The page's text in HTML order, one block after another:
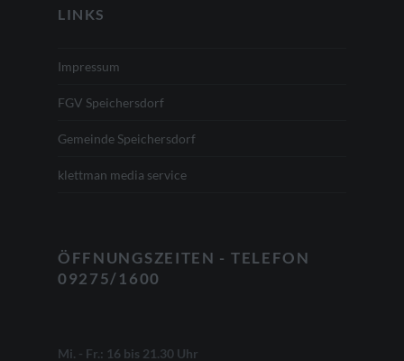
LINKS
Impressum
FGV Speichersdorf
Gemeinde Speichersdorf
klettman media service
ÖFFNUNGSZEITEN - TELEFON
09275/1600
Mi. - Fr.: 16 bis 21.30 Uhr